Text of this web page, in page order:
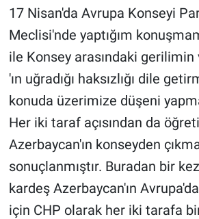
17 Nisan'da Avrupa Konseyi
Meclisi'nde yaptığım
ile Konsey arasındaki gerilimin
'ın uğradığı haksızlığı dile
konuda üzerimize düşeni
Her iki taraf açısından da
Azerbaycan'ın konseyden
sonuçlanmıştır. Buradan bir
kardeş Azerbaycan'ın
için CHP olarak her iki tarafa
Yerel Yaşam
Canlı Yayın